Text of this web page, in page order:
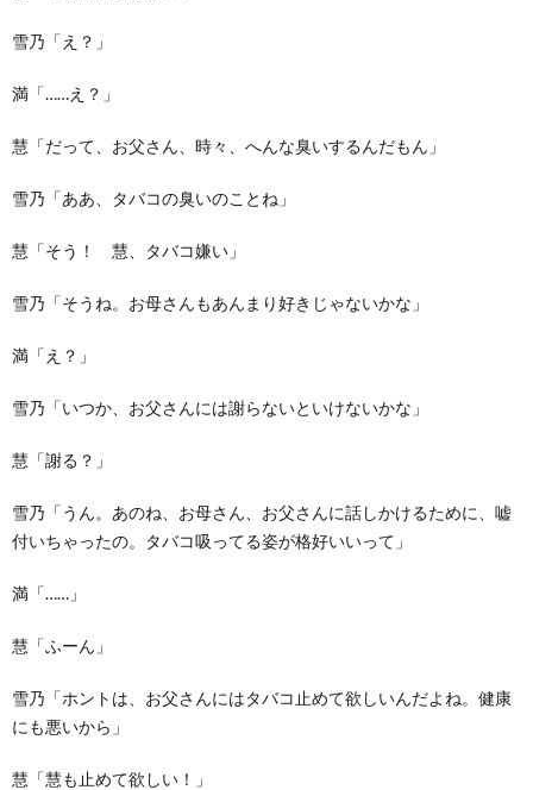
雪乃「え？」
満「……え？」
慧「だって、お父さん、時々、へんな臭いするんだもん」
雪乃「ああ、タバコの臭いのことね」
慧「そう！ 慧、タバコ嫌い」
雪乃「そうね。お母さんもあんまり好きじゃないかな」
満「え？」
雪乃「いつか、お父さんには謝らないといけないかな」
慧「謝る？」
雪乃「うん。あのね、お母さん、お父さんに話しかけるために、嘘
付いちゃったの。タバコ吸ってる姿が格好いいって」
満「……」
慧「ふーん」
雪乃「ホントは、お父さんにはタバコ止めて欲しいんだよね。健康
にも悪いから」
慧「慧も止めて欲しい！」